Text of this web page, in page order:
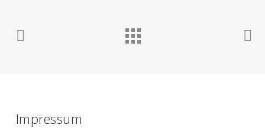
Impressum